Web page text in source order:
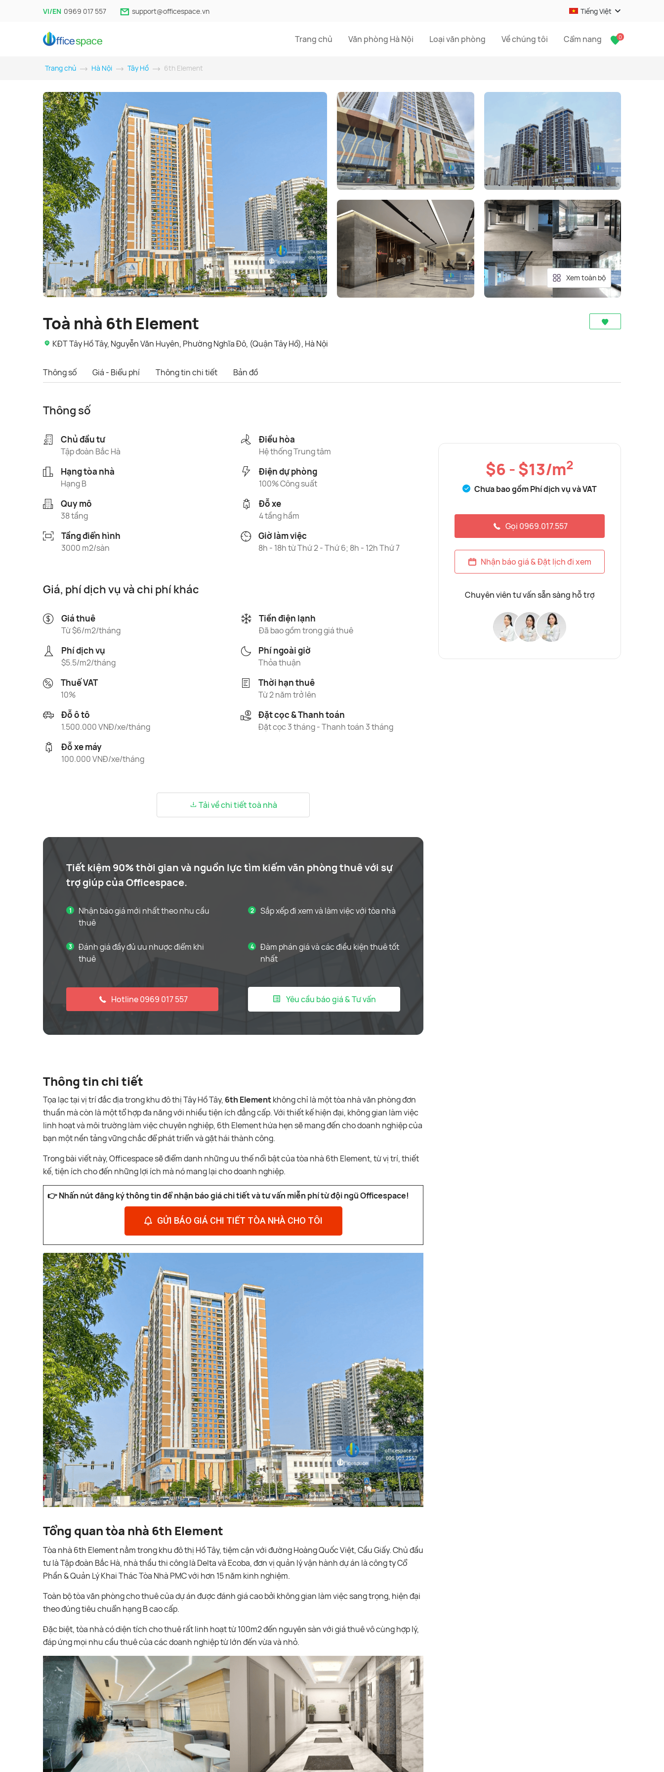
VI/EN 0969 017 557 support@officespace.vn Tiếng Việt
Trang chủ Văn phòng Hà Nội Loại văn phòng Về chúng tôi Cẩm nang 0
Trang chủ Hà Nội Tây Hồ 6th Element
Xem toàn bộ
Toà nhà 6th Element
KĐT Tây Hồ Tây, Nguyễn Văn Huyên, Phường Nghĩa Đô, (Quận Tây Hồ), Hà Nội
Thông số Giá - Biểu phí Thông tin chi tiết Bản đồ
Thông số
Chủ đầu tư
Tập đoàn Bắc Hà
Điều hòa
Hệ thống Trung tâm
Hạng tòa nhà
Hạng B
Điện dự phòng
100% Công suất
Quy mô
38 tầng
Đỗ xe
4 tầng hầm
Tầng điển hình
3000 m2/sàn
Giờ làm việc
8h - 18h từ Thứ 2 - Thứ 6; 8h - 12h Thứ 7
Giá, phí dịch vụ và chi phí khác
Giá thuê
Từ $6/m2/tháng
Tiền điện lạnh
Đã bao gồm trong giá thuê
Phí dịch vụ
$5.5/m2/tháng
Phí ngoài giờ
Thỏa thuận
Thuế VAT
10%
Thời hạn thuê
Từ 2 năm trở lên
Đỗ ô tô
1.500.000 VNĐ/xe/tháng
Đặt cọc & Thanh toán
Đặt cọc 3 tháng - Thanh toán 3 tháng
Đỗ xe máy
100.000 VNĐ/xe/tháng
Tải về chi tiết toà nhà
Tiết kiệm 90% thời gian và nguồn lực tìm kiếm văn phòng thuê với sự
trợ giúp của Officespace.
Nhận báo giá mới nhất theo nhu cầu
thuê
Sắp xếp đi xem và làm việc với tòa nhà
Đánh giá đầy đủ ưu nhược điểm khi
thuê
Đàm phán giá và các điều kiện thuê tốt
nhất
Hotline 0969 017 557 Yêu cầu báo giá & Tư vấn
Thông tin chi tiết
Tọa lạc tại vị trí đắc địa trong khu đô thị Tây Hồ Tây, 6th Elementkhông chỉ là một tòa nhà văn phòng đơn
thuần mà còn là một tổ hợp đa năng với nhiều tiện ích đẳng cấp. Với thiết kế hiện đại, không gian làm việc
linh hoạt và môi trường làm việc chuyên nghiệp, 6th Element hứa hẹn sẽ mang đến cho doanh nghiệp của
bạn một nền tảng vững chắc để phát triển và gặt hái thành công.
Trong bài viết này, Officespace sẽ điểm danh những ưu thế nổi bật của tòa nhà 6th Element, từ vị trí, thiết
kế, tiện ích cho đến những lợi ích mà nó mang lại cho doanh nghiệp.
👉 Nhấn nút đăng ký thông tin để nhận báo giá chi tiết và tư vấn miễn phí từ đội ngũ Officespace!
GỬI BÁO GIÁ CHI TIẾT TÒA NHÀ CHO TÔI
Tổng quan tòa nhà 6th Element
Tòa nhà 6th Element nằm trong khu đô thị Hồ Tây, tiệm cận với đường Hoàng Quốc Việt, Cầu Giấy. Chủ đầu
tư là Tập đoàn Bắc Hà, nhà thầu thi công là Delta và Ecoba, đơn vị quản lý vận hành dự án là công ty Cổ
Phần & Quản Lý Khai Thác Tòa Nhà PMC với hơn 15 năm kinh nghiệm.
Toàn bộ tòa văn phòng cho thuê của dự án được đánh giá cao bởi không gian làm việc sang trọng, hiện đại
theo đúng tiêu chuẩn hạng B cao cấp.
Đặc biệt, tòa nhà có diện tích cho thuê rất linh hoạt từ 100m2 đến nguyên sàn với giá thuê vô cùng hợp lý,
đáp ứng mọi nhu cầu thuê của các doanh nghiệp từ lớn đến vừa và nhỏ.
$6 - $13/m2
Chưa bao gồm Phí dịch vụ và VAT
Gọi 0969.017.557
Nhận báo giá & Đặt lịch đi xem
Chuyên viên tư vấn sẵn sàng hỗ trợ